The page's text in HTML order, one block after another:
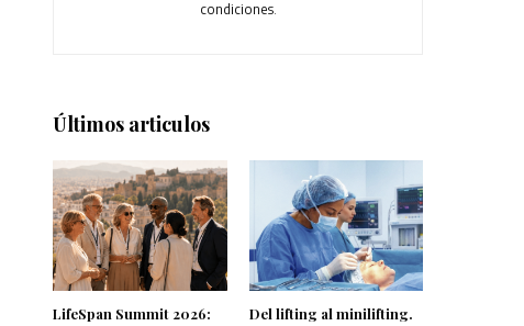
condiciones.
Últimos articulos
LifeSpan Summit 2026: Del lifting al minilifting.